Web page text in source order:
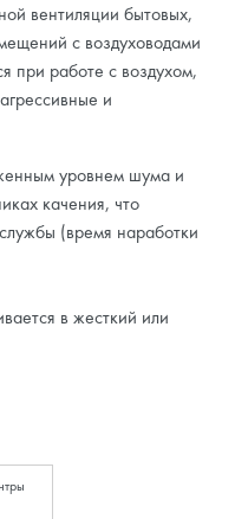
вентиляции бытовых,
с воздуховодами
при работе с воздухом,
и
уровнем шума и
качения, что
(время наработки
в жесткий или